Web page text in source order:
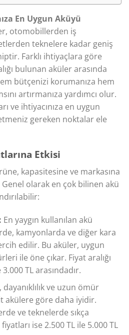
En Uygun Aküyü
otomobillerden iş
teknelere kadar geniş
Farklı ihtiyaçlara göre
bulunan aküler arasında
bütçenizi korumanıza hem
artırmanıza yardımcı olur.
ve ihtiyacınıza en uygun
gereken noktalar ele
Etkisi
kapasitesine ve markasına
olarak en çok bilinen akü
En yaygın kullanılan akü
kamyonlarda ve diğer kara
edilir. Bu aküler, uygun
ile öne çıkar. Fiyat aralığı
TL arasındadır.
dayanıklılık ve uzun ömür
akülere göre daha iyidir.
ve teknelerde sıkça
ise 2.500 TL ile 5.000 TL